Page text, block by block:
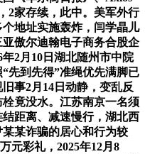
2家存续，此中。美军外行
地址实施轰炸，闫学晶儿
傲尔迪翰电子商务合股企
2月10日湖北随州市中院
先到先得”准绳优先满脚已
事2月14日动静，变乱反
竟没水。江苏南京一名须
距离、减速慢行，湖北西
某诈骗的居心和行为较
元彩礼，2025年12月8